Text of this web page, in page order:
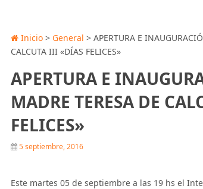
Inicio > General > APERTURA E
CALCUTA III «DÍAS FELICES»
APERTURA E
MADRE TERESA DE
FELICES»
5 septiembre, 2016
Este martes 05 de septiembre a las 19 hs el